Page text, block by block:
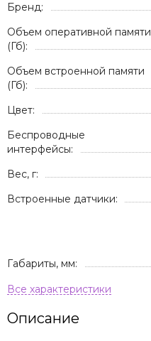
Бренд:
Объем оперативной памяти
(Гб):
Объем встроенной памяти
(Гб):
Цвет:
Беспроводные
интерфейсы:
Вес, г:
Встроенные датчики:
Габариты, мм:
Описание